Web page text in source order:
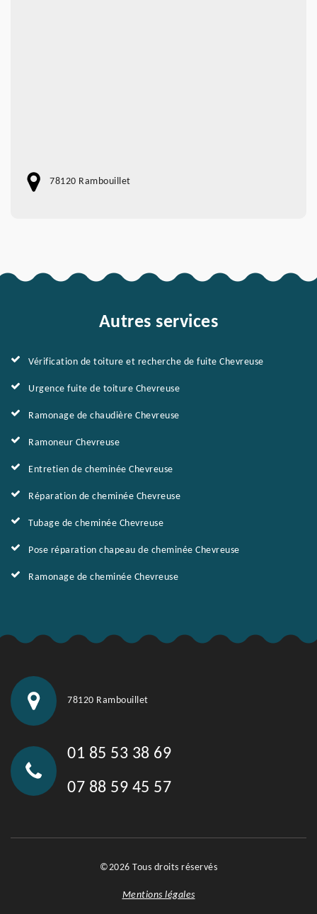
78120 Rambouillet
Autres services
Vérification de toiture et recherche de fuite Chevreuse
Urgence fuite de toiture Chevreuse
Ramonage de chaudière Chevreuse
Ramoneur Chevreuse
Entretien de cheminée Chevreuse
Réparation de cheminée Chevreuse
Tubage de cheminée Chevreuse
Pose réparation chapeau de cheminée Chevreuse
Ramonage de cheminée Chevreuse
78120 Rambouillet
01 85 53 38 69
07 88 59 45 57
©2026 Tous droits réservés
Mentions légales